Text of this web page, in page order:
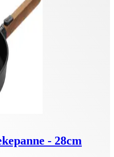
- 28cm